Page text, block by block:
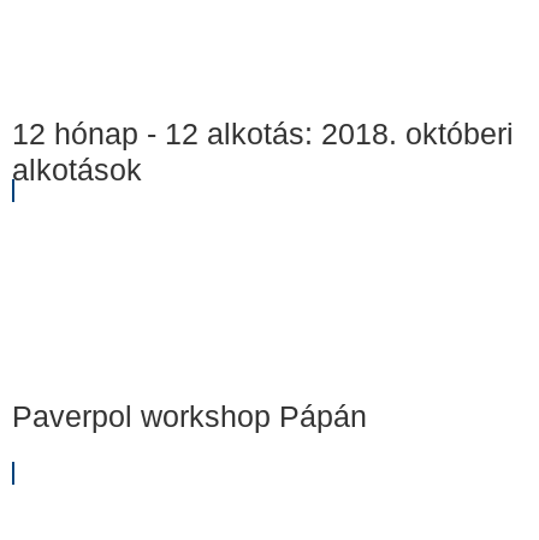
12 hónap - 12 alkotás: 2018. októberi
alkotások
Paverpol workshop Pápán